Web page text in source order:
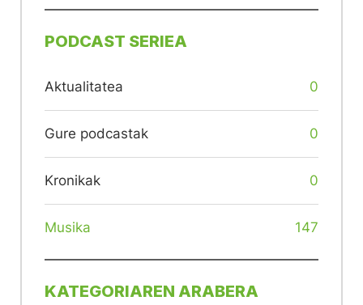
PODCAST SERIEA
Aktualitatea 0
Gure podcastak 0
Kronikak 0
Musika 147
KATEGORIAREN ARABERA